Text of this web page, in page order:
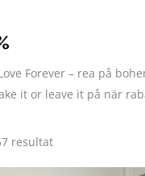
Forever – rea på
it or leave it på när
resultatSortera